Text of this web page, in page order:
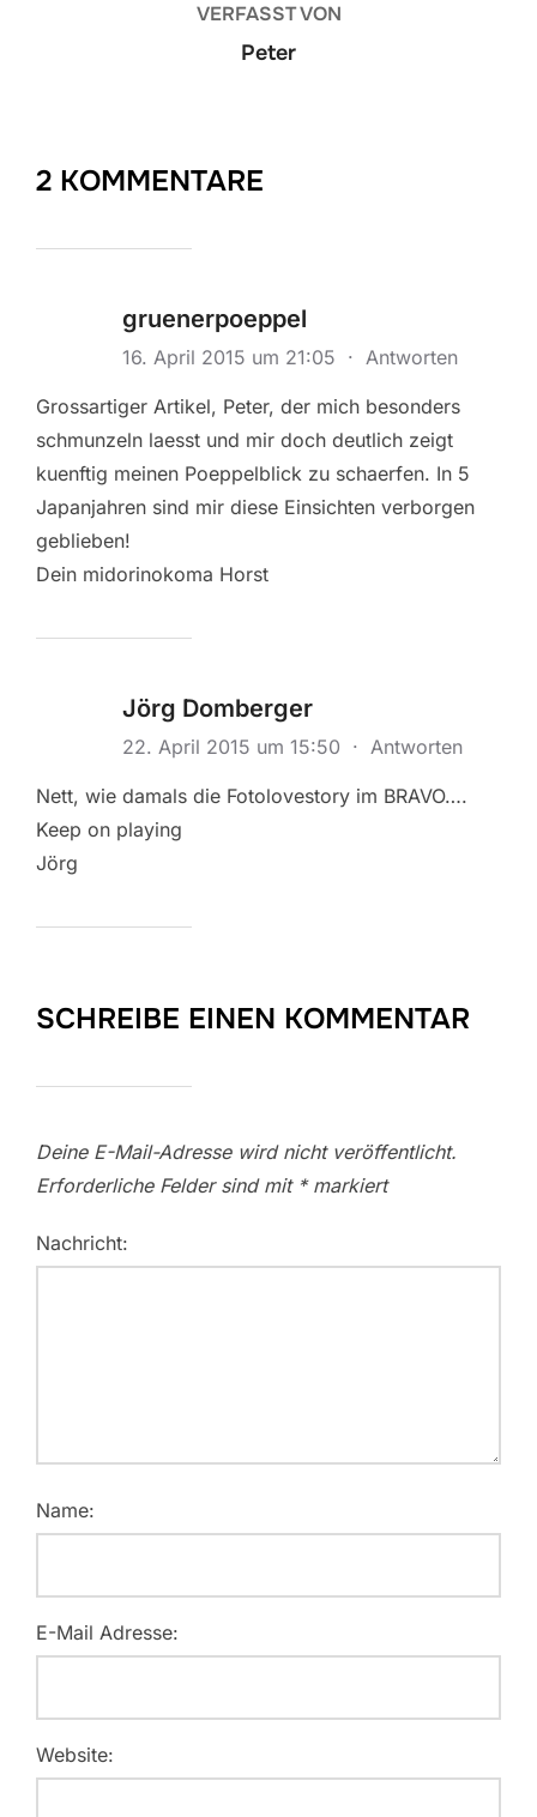
VERFASST VON
Peter
2 KOMMENTARE
gruenerpoeppel
16. April 2015 um 21:05 · Antworten
Grossartiger Artikel, Peter, der mich besonders
schmunzeln laesst und mir doch deutlich zeigt
kuenftig meinen Poeppelblick zu schaerfen. In 5
Japanjahren sind mir diese Einsichten verborgen
geblieben!
Dein midorinokoma Horst
Jörg Domberger
22. April 2015 um 15:50 · Antworten
Nett, wie damals die Fotolovestory im BRAVO….
Keep on playing
Jörg
SCHREIBE EINEN KOMMENTAR
Deine E-Mail-Adresse wird nicht veröffentlicht.
Erforderliche Felder sind mit *markiert
Nachricht:
Name:
E-Mail Adresse:
Website: